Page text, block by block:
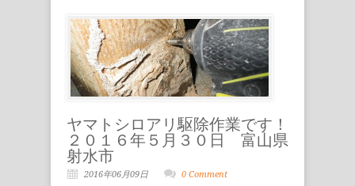
ヤマトシロアリ駆除作業です！
２０１６年５月３０日 富山県
射水市
2016年06月09日 0 Comment